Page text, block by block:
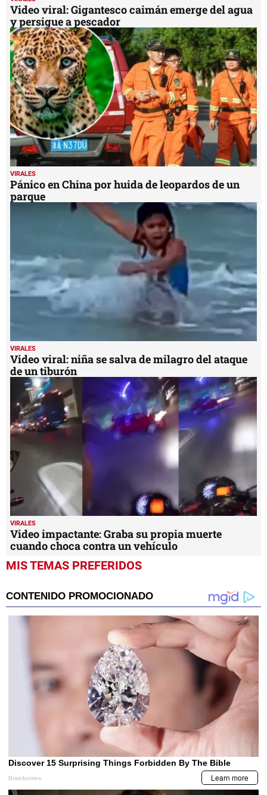
Video viral: Gigantesco caimán emerge del agua
y persigue a pescador
VIRALES
Pánico en China por huida de leopardos de un
parque
VIRALES
Video viral: niña se salva de milagro del ataque
de un tiburón
VIRALES
Video impactante: Graba su propia muerte
cuando choca contra un vehículo
MIS TEMAS PREFERIDOS